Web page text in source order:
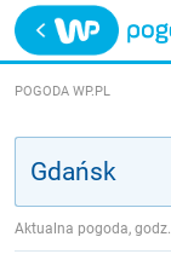
Trwa ładowanie
POLSKA
POGODA WP.PL
Aktualna pogoda, godz.